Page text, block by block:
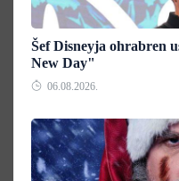
Šef Disneyja ohrabren
New Day"
06.08.2026.